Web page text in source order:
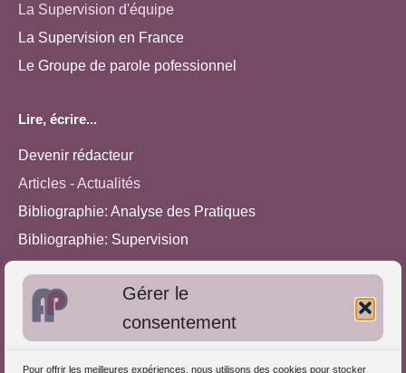
Gérer le
consentement
Pour offrir les meilleures expériences, nous utilisons des cookies pour stocker
La Supervision d'équipe
La Supervision en France
Le Groupe de parole pofessionnel
Lire, écrire...
Devenir rédacteur
Articles - Actualités
Bibliographie: Analyse des Pratiques
Bibliographie: Supervision
Approches de l'Analyse des pratiques